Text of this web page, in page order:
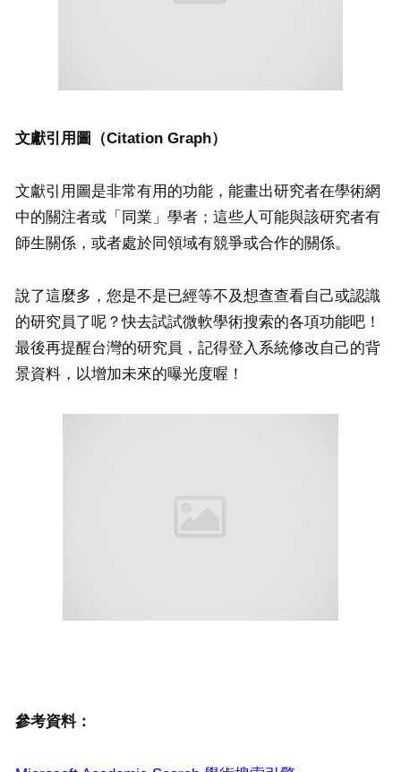
文獻引用圖（Citation Graph）
文獻引用圖是非常有用的功能，能畫出研究者在學術網
中的關注者或「同業」學者；這些人可能與該研究者有
師生關係，或者處於同領域有競爭或合作的關係。
說了這麼多，您是不是已經等不及想查查看自己或認識
的研究員了呢？快去試試微軟學術搜索的各項功能吧！
最後再提醒台灣的研究員，記得登入系統修改自己的背
景資料，以增加未來的曝光度喔！
參考資料：